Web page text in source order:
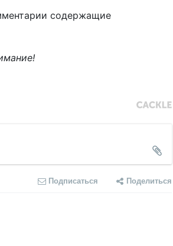
содержащие
Подписаться Поделиться